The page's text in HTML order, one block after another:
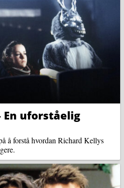
En uforståelig
å forstå hvordan Richard Kellys